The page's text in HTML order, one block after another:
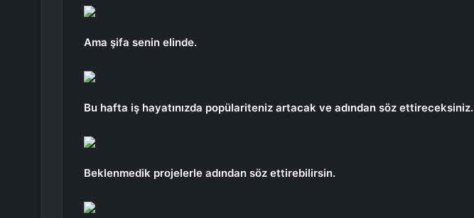
Ama şifa senin elinde.
Bu hafta iş hayatınızda popülariteniz artacak ve adından söz ettireceksiniz.
Beklenmedik projelerle adından söz ettirebilirsin.